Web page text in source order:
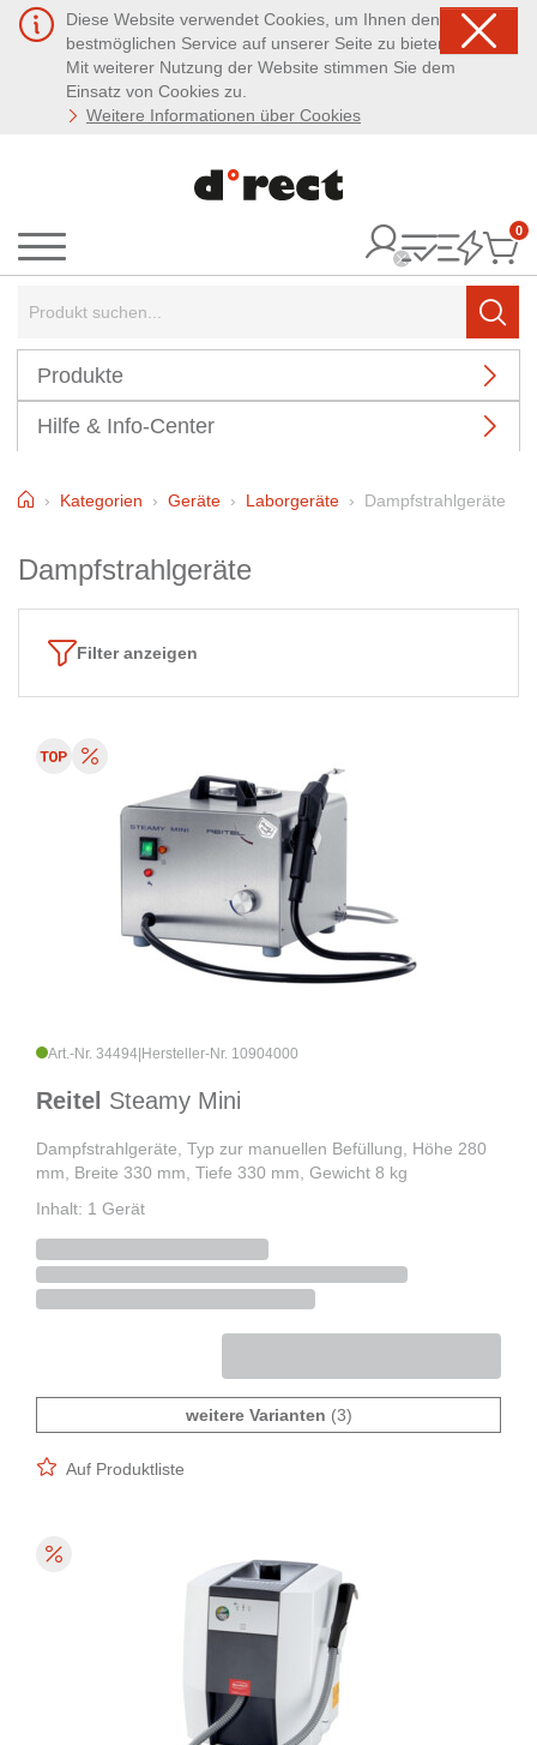
Diese Website verwendet Cookies, um Ihnen den
bestmöglichen Service auf unserer Seite zu bieten.
Mit weiterer Nutzung der Website stimmen Sie dem
Einsatz von Cookies zu.
Weitere Informationen über Cookies
Menü
0
Produkte
Hilfe & Info-Center
HomeKategorien Geräte Laborgeräte Dampfstrahlgeräte
Dampfstrahlgeräte
Filter anzeigen
Art.-Nr. 34494 Hersteller-Nr. 10904000
Reitel Steamy Mini
Dampfstrahlgeräte, Typ zur manuellen Befüllung, Höhe 280
mm, Breite 330 mm, Tiefe 330 mm, Gewicht 8 kg
Inhalt: 1 Gerät
weitere Varianten (3)
Auf Produktliste